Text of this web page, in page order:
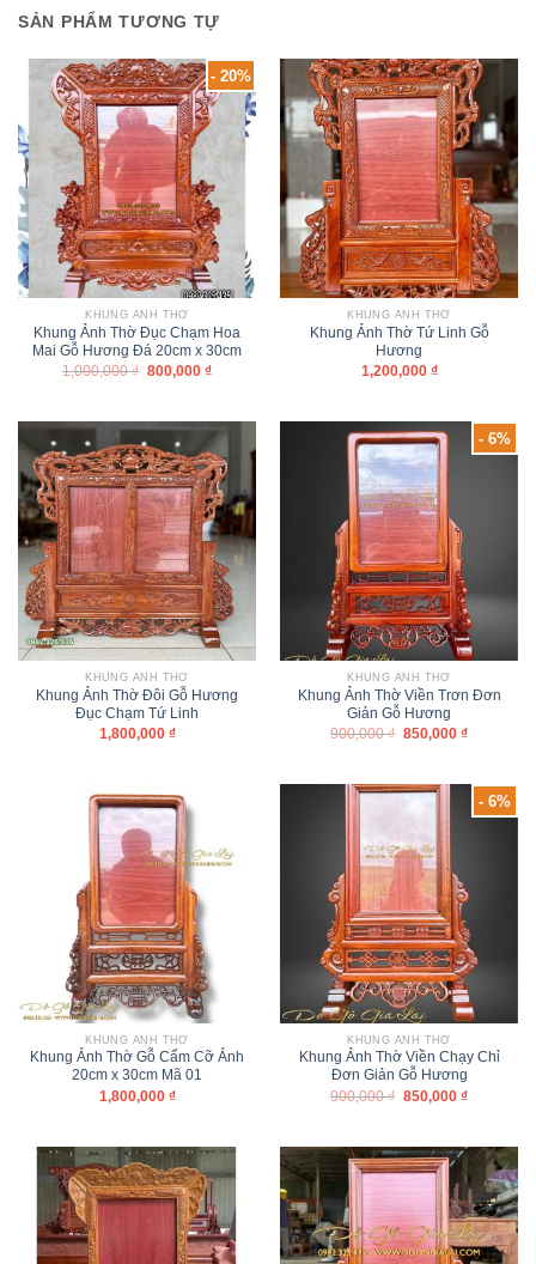
SẢN PHẨM TƯƠNG TỰ
- 20%
KHUNG ẢNH THỜ
Khung Ảnh Thờ Đục Chạm Hoa
Mai Gỗ Hương Đá 20cm x 30cm
1,000,000₫ 800,000 ₫
KHUNG ẢNH THỜ
Khung Ảnh Thờ Tứ Linh Gỗ
Hương
1,200,000 ₫
KHUNG ẢNH THỜ
Khung Ảnh Thờ Đôi Gỗ Hương
Đục Chạm Tứ Linh
1,800,000 ₫
- 6%
KHUNG ẢNH THỜ
Khung Ảnh Thờ Viền Trơn Đơn
Giản Gỗ Hương
900,000₫ 850,000 ₫
KHUNG ẢNH THỜ
Khung Ảnh Thờ Gỗ Cẩm Cỡ Ảnh
20cm x 30cm Mã 01
1,800,000 ₫
- 6%
KHUNG ẢNH THỜ
Khung Ảnh Thờ Viền Chạy Chỉ
Đơn Giản Gỗ Hương
900,000₫ 850,000 ₫